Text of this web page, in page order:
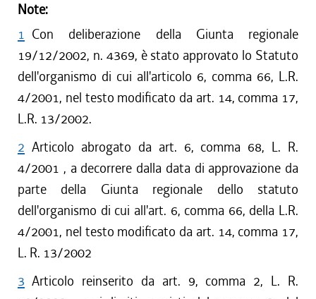
Note:
1 Con deliberazione della Giunta regionale
19/12/2002, n. 4369, è stato approvato lo Statuto
dell'organismo di cui all'articolo 6, comma 66, L.R.
4/2001, nel testo modificato da art. 14, comma 17,
L.R. 13/2002.
2 Articolo abrogato da art. 6, comma 68, L. R.
4/2001 , a decorrere dalla data di approvazione da
parte della Giunta regionale dello statuto
dell'organismo di cui all'art. 6, comma 66, della L.R.
4/2001, nel testo modificato da art. 14, comma 17,
L. R. 13/2002
3 Articolo reinserito da art. 9, comma 2, L. R.